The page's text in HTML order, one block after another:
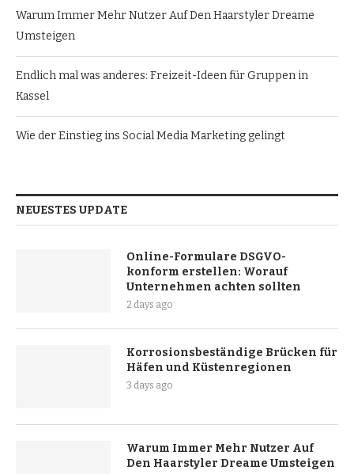
Warum Immer Mehr Nutzer Auf Den Haarstyler Dreame
Umsteigen
Endlich mal was anderes: Freizeit-Ideen für Gruppen in
Kassel
Wie der Einstieg ins Social Media Marketing gelingt
NEUESTES UPDATE
Online-Formulare DSGVO-
konform erstellen: Worauf
Unternehmen achten sollten
2 days ago
Korrosionsbeständige Brücken für
Häfen und Küstenregionen
3 days ago
Warum Immer Mehr Nutzer Auf
Den Haarstyler Dreame Umsteigen